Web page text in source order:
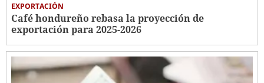
EXPORTACIÓN
Café hondureño rebasa la proyección de
exportación para 2025-2026